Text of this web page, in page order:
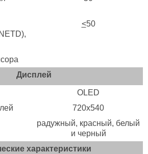
<50
Дисплей
OLED
720х540
радужный, красный, белый
и черный
характеристики